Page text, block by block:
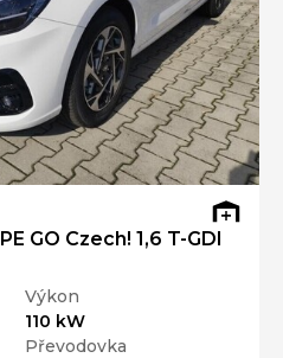
GO Czech! 1,6 T-GDI
Výkon
110 kW
Převodovka